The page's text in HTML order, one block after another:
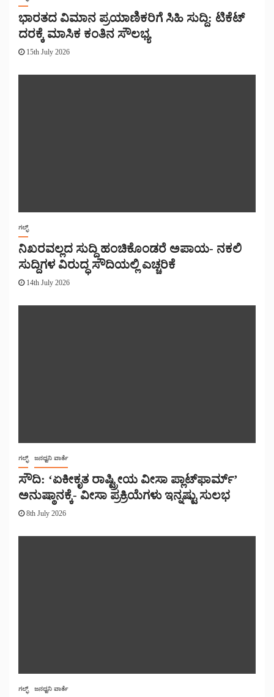
ಭಾರತದ ವಿಮಾನ ಪ್ರಯಾಣಿಕರಿಗೆ ಸಿಹಿ ಸುದ್ದಿ: ಟಿಕೆಟ್
ದರಕ್ಕೆ ಮಾಸಿಕ ಕಂತಿನ ಸೌಲಭ್ಯ
15th July 2026
ಗಲ್ಫ್
ನಿಖರವಲ್ಲದ ಸುದ್ದಿ ಹಂಚಿಕೊಂಡರೆ ಅಪಾಯ- ನಕಲಿ
ಸುದ್ದಿಗಳ ವಿರುದ್ಧ ಸೌದಿಯಲ್ಲಿ ಎಚ್ಚರಿಕೆ
14th July 2026
ಗಲ್ಫ್ ಜನಧ್ವನಿ ವಾರ್ತೆ
ಸೌದಿ: ‘ಏಕೀಕೃತ ರಾಷ್ಟ್ರೀಯ ವೀಸಾ ಪ್ಲಾಟ್‌ಫಾರ್ಮ್’
ಅನುಷ್ಠಾನಕ್ಕೆ- ವೀಸಾ ಪ್ರಕ್ರಿಯೆಗಳು ಇನ್ನಷ್ಟು ಸುಲಭ
8th July 2026
ಗಲ್ಫ್ ಜನಧ್ವನಿ ವಾರ್ತೆ